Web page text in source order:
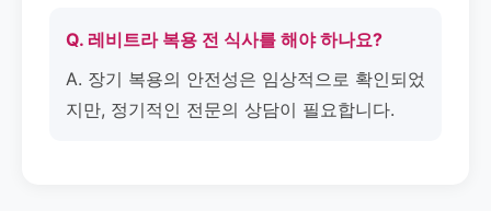
Q. 레비트라 복용 전 식사를 해야 하나요?
A. 장기 복용의 안전성은 임상적으로 확인되었
지만, 정기적인 전문의 상담이 필요합니다.